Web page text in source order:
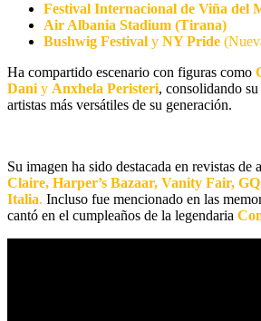
Festival Internacional de Viña del
Air Albania Stadium (Tirana)
Bushwig Festival y NY Pride
Ha compartido escenario con figuras como
Dani y Anxhela Peristeri, consolidando
artistas más versátiles de su generación.
Su imagen ha sido destacada en revistas de
Claire, Harper’s Bazaar, Vanity Fair,
Italia. Incluso fue mencionado en las
cantó en el cumpleaños de la legendaria